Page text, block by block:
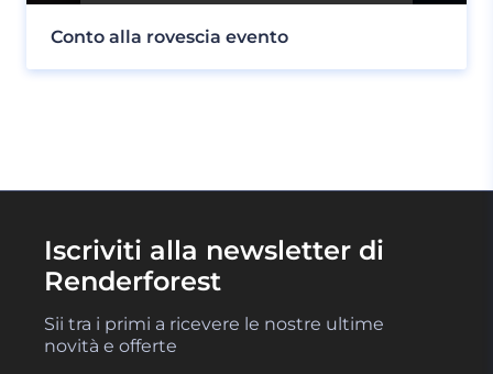
Conto alla rovescia evento
Iscriviti alla newsletter di
Renderforest
Sii tra i primi a ricevere le nostre ultime
novità e offerte